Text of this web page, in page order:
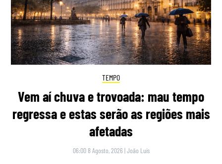
TEMPO
Vem aí chuva e trovoada: mau tempo
regressa e estas serão as regiões mais
afetadas
06:00 8 Agosto, 2026 |João Luís